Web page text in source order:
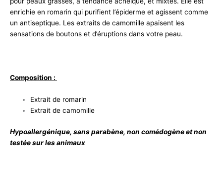
enrichie en romarin qui purifient l’épiderme et agissent comme
un antiseptique. Les extraits de camomille apaisent les
sensations de boutons et d’éruptions dans votre peau.
Composition :
Extrait de romarin
Extrait de camomille
Hypoallergénique, sans parabène, non comédogène et non
testée sur les animaux